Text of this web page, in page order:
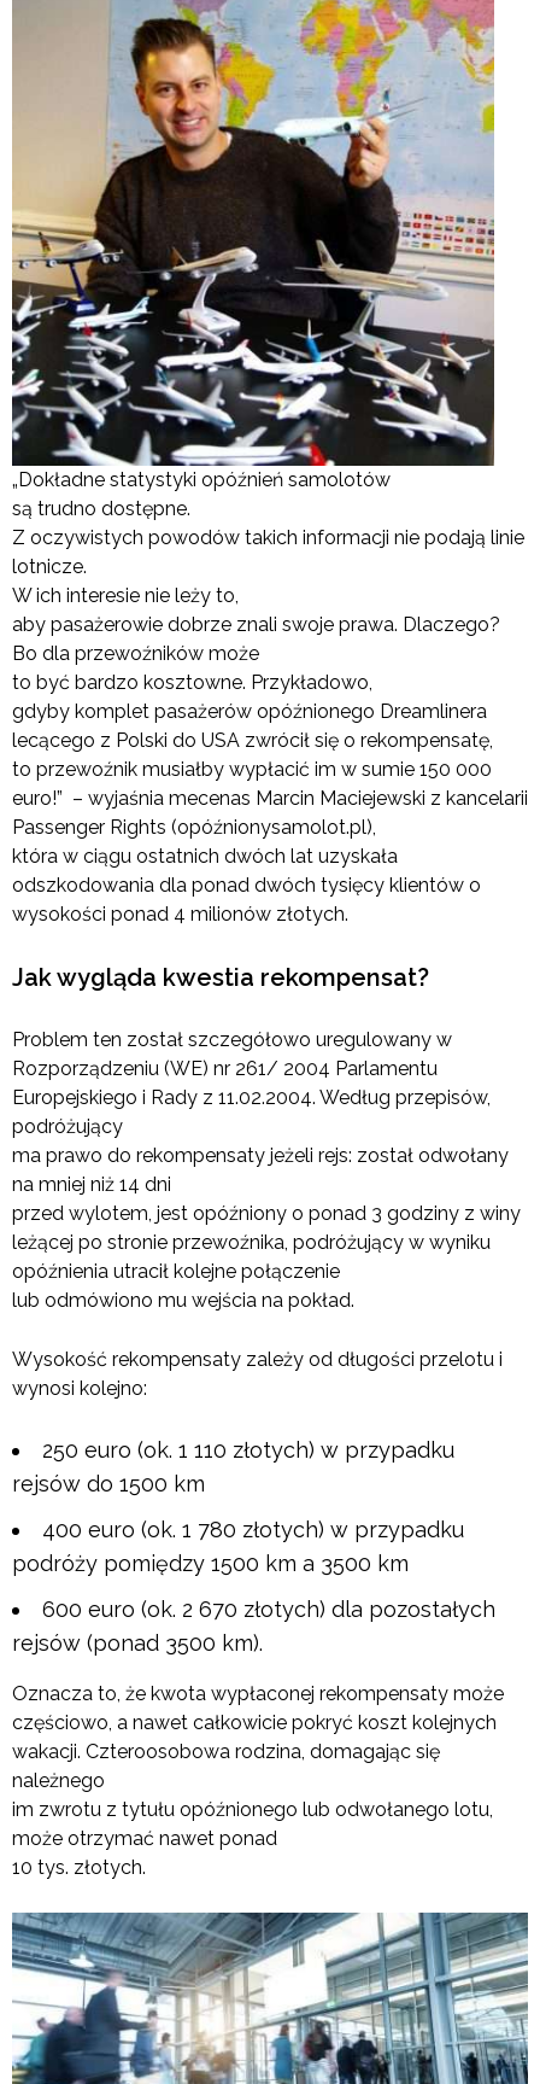
„Dokładne statystyki opóźnień samolotów
są trudno dostępne.
Z oczywistych powodów takich informacji nie podają linie
lotnicze.
W ich interesie nie leży to,
aby pasażerowie dobrze znali swoje prawa. Dlaczego?
Bo dla przewoźników może
to być bardzo kosztowne. Przykładowo,
gdyby komplet pasażerów opóźnionego Dreamlinera
lecącego z Polski do USA zwrócił się o rekompensatę,
to przewoźnik musiałby wypłacić im w sumie 150 000
euro!” – wyjaśnia mecenas Marcin Maciejewski z kancelarii
Passenger Rights (opóźnionysamolot.pl),
która w ciągu ostatnich dwóch lat uzyskała
odszkodowania dla ponad dwóch tysięcy klientów o
wysokości ponad 4 milionów złotych.
Jak wygląda kwestia rekompensat?
Problem ten został szczegółowo uregulowany w
Rozporządzeniu (WE) nr 261/ 2004 Parlamentu
Europejskiego i Rady z 11.02.2004. Według przepisów,
podróżujący
ma prawo do rekompensaty jeżeli rejs: został odwołany
na mniej niż 14 dni
przed wylotem, jest opóźniony o ponad 3 godziny z winy
leżącej po stronie przewoźnika, podróżujący w wyniku
opóźnienia utracił kolejne połączenie
lub odmówiono mu wejścia na pokład.
Wysokość rekompensaty zależy od długości przelotu i
wynosi kolejno:
250 euro (ok. 1 110 złotych) w przypadku
rejsów do 1500 km
400 euro (ok. 1 780 złotych) w przypadku
podróży pomiędzy 1500 km a 3500 km
600 euro (ok. 2 670 złotych) dla pozostałych
rejsów (ponad 3500 km).
Oznacza to, że kwota wypłaconej rekompensaty może
częściowo, a nawet całkowicie pokryć koszt kolejnych
wakacji. Czteroosobowa rodzina, domagając się
należnego
im zwrotu z tytułu opóźnionego lub odwołanego lotu,
może otrzymać nawet ponad
10 tys. złotych.